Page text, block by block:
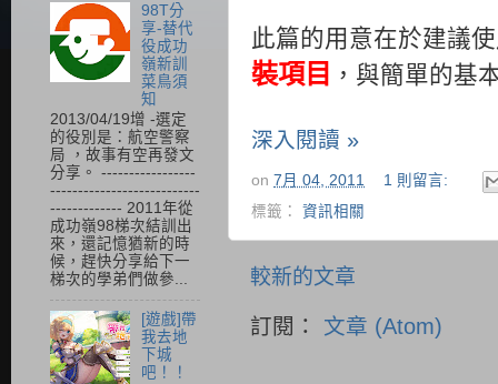
此篇的用意在於建議
裝項目 ，與簡單的基
深入閱讀 »
on 7月 04, 2011
1 則留言:
標籤： 資訊相關
較新的文章
訂閱： 文章 (Atom)
98T分
享-替代
役成功
嶺新訓
菜鳥須
知
2013/04/19增 -選定
的役別是：航空警察
局 ，故事有空再發文
分享。 -----------------
---------------------------
------------- 2011年從
成功嶺98梯次結訓出
來，還記憶猶新的時
候，趕快分享給下一
梯次的學弟們做參...
[遊戲]帶
我去地
下城
吧！！